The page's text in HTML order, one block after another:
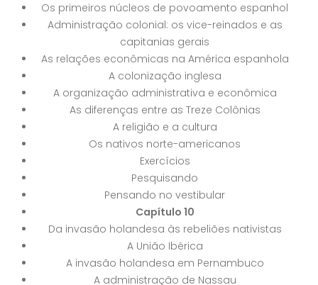
Os primeiros núcleos de povoamento espanhol
Administração colonial: os vice-reinados e as
capitanias gerais
As relações econômicas na América espanhola
A colonização inglesa
A organização administrativa e econômica
As diferenças entre as Treze Colônias
A religião e a cultura
Os nativos norte-americanos
Exercícios
Pesquisando
Pensando no vestibular
Capítulo 10
Da invasão holandesa às rebeliões nativistas
A União Ibérica
A invasão holandesa em Pernambuco
A administração de Nassau